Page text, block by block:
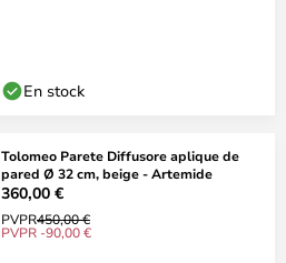
En stock
Tolomeo Parete Diffusore aplique de
pared Ø 32 cm, beige - Artemide
360,00 €
PVPR450,00 €
PVPR -90,00 €